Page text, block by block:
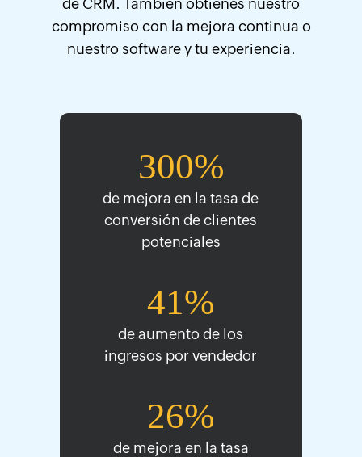
de CRM. También obtienes nuestro
compromiso con la mejora continua o
nuestro software y tu experiencia.
300%
de mejora en la tasa de
conversión de clientes
potenciales
41%
de aumento de los
ingresos por vendedor
26%
de mejora en la tasa